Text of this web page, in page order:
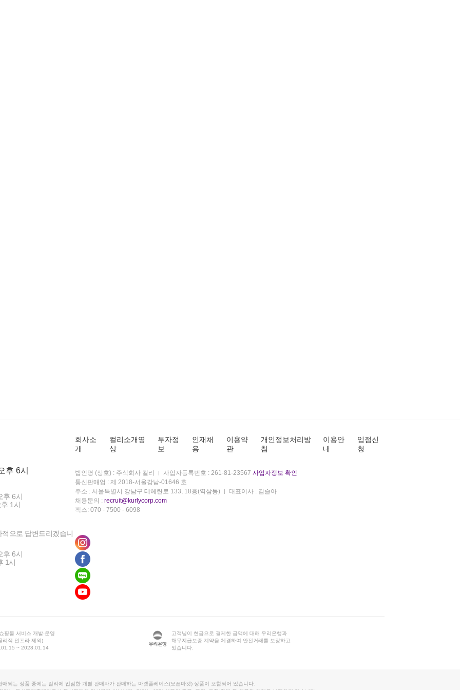
후 6시
후 6시
1시
으로 답변드리겠습니
후 6시
1시
회사소
개
컬리소개영
상
투자정
보
인재채
용
이용약
관
개인정보처리방
침
이용안
내
입점신
청
법인명 (상호) : 주식회사 컬리 사업자등록번호 : 261-81-23567 사업자정보 확인
통신판매업 : 제 2018-서울강남-01646 호
주소 : 서울특별시 강남구 테헤란로 133, 18층(역삼동)
대표이사 : 김슬아
채용문의 : recruit@kurlycorp.com
팩스: 070 - 7500 - 6098
핑몰 서비스 개발·운영
리적 인프라 제외)
~ 2028.01.14
고객님이 현금으로 결제한 금액에 대해 우리은행과
채무지급보증 계약을 체결하여 안전거래를 보장하고
있습니다.
매되는 상품 중에는 컬리에 입점한 개별 판매자가 판매하는 마켓플레이스(오픈마켓) 상품이 포함되어 있습니다.